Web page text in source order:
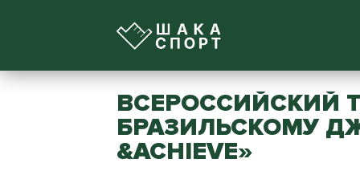
ВСЕРОССИЙСКИЙ
БРАЗИЛЬСКОМУ
&ACHIEVE»